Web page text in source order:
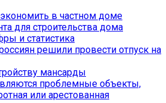
в частном доме
для строительства дома
и статистика
решили провести отпуск на
мансарды
проблемные объекты,
или арестованная